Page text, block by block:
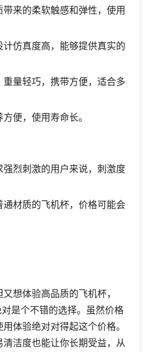
带来的柔软触感和弹性，使用
计仿真度高，能够提供真实的
重量轻巧，携带方便，适合多
便，使用寿命长。
强烈刺激的用户来说，刺激度
通材质的飞机杯，价格可能会
想体验高品质的飞机杯，
是个不错的选择。虽然价格
体验绝对对得起这个价格。
洁度也能让你长期受益，从